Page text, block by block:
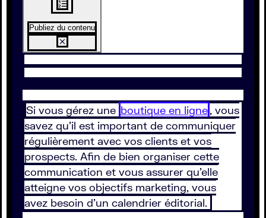
Publiez du contenu
Si vous gérez une boutique en ligne, vous
savez qu’il est important de communiquer
régulièrement avec vos clients et vos
prospects. Afin de bien organiser cette
communication et vous assurer qu’elle
atteigne vos objectifs marketing, vous
avez besoin d’un calendrier éditorial.